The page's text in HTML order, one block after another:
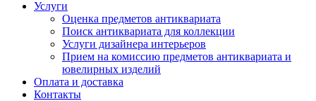
Услуги
Оценка предметов антиквариата
Поиск антиквариата для коллекции
Услуги дизайнера интерьеров
Прием на комиссию предметов антиквариата и
ювелирных изделий
Оплата и доставка
Контакты